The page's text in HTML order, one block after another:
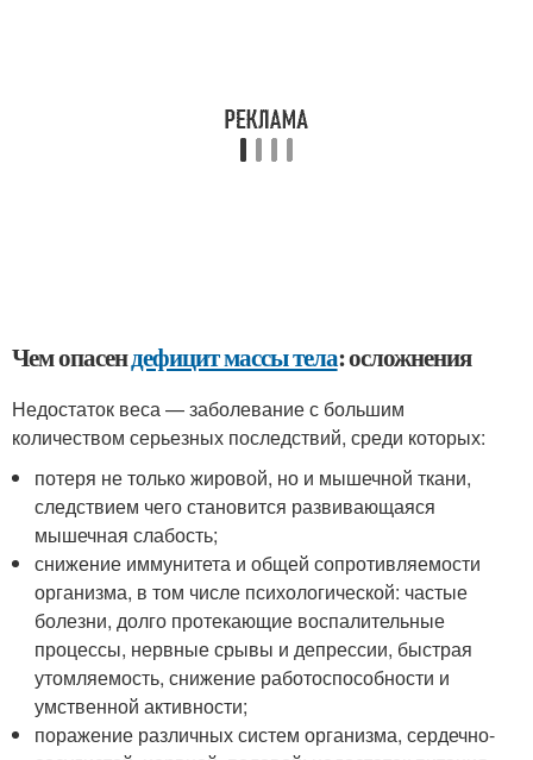
Чем опасендефицит массы тела: осложнения
Недостаток веса — заболевание с большим
количеством серьезных последствий, среди которых:
потеря не только жировой, но и мышечной ткани,
следствием чего становится развивающаяся
мышечная слабость;
снижение иммунитета и общей сопротивляемости
организма, в том числе психологической: частые
болезни, долго протекающие воспалительные
процессы, нервные срывы и депрессии, быстрая
утомляемость, снижение работоспособности и
умственной активности;
поражение различных систем организма, сердечно-